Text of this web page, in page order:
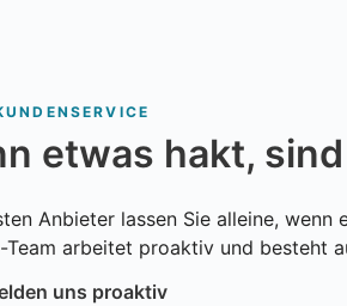
etwas hakt,
Anbieter lassen Sie alleine,
arbeitet proaktiv und besteht
uns proaktiv